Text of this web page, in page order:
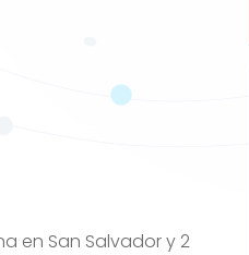
en San Salvador y 2